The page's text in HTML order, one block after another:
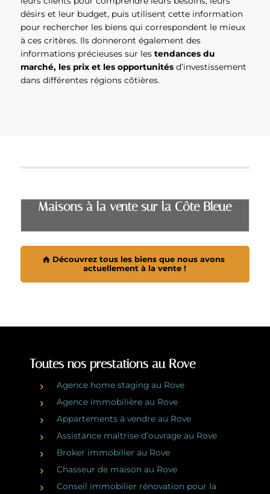
désirs et leur budget, puis utilisent cette information
pour rechercher les biens qui correspondent le mieux
à ces critères. Ils donneront également des
informations précieuses sur les tendances du
marché, les prix et les opportunitésd’investissement
dans différentes régions côtières.
Maisons à la vente sur la Côte Bleue
Découvrez tous les biens que nous avons
actuellement à la vente !
Toutes nos prestations au Rove
Agence home staging au Rove
Agence immobilière au Rove
Appartements à vendre au Rove
Assistance maîtrise d’ouvrage au Rove
Broker immobilier au Rove
Chasseur de maison au Rove
Conseil immobilier rénovation pour la